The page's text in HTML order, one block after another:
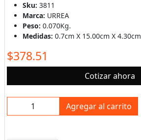
Sku: 3811
Marca: URREA
Peso: 0.070Kg.
Medidas: 0.7cm X 15.00cm X 4.30cm
$378.51
Cotizar ahora
Agregar al carrito